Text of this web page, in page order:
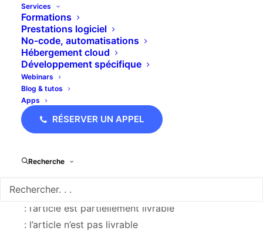
Services
Formations
Prestations logiciel
No-code, automatisations
Hébergement cloud
Développement spécifique
Webinars
Blog & tutos
Apps
RÉSERVER UN APPEL
Recherche
En fonction du statut de l’article, les icônes
colonneLivrable
: l’article est livrable
: l’article est partiellement livrable
: l’article n’est pas livrable